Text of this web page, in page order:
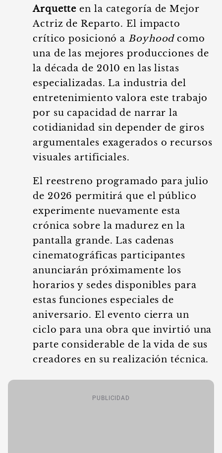
Arquette en la categoría de Mejor
Actriz de Reparto. El impacto
crítico posicionó a Boyhoodcomo
una de las mejores producciones de
la década de 2010 en las listas
especializadas. La industria del
entretenimiento valora este trabajo
por su capacidad de narrar la
cotidianidad sin depender de giros
argumentales exagerados o recursos
visuales artificiales.
El reestreno programado para julio
de 2026 permitirá que el público
experimente nuevamente esta
crónica sobre la madurez en la
pantalla grande. Las cadenas
cinematográficas participantes
anunciarán próximamente los
horarios y sedes disponibles para
estas funciones especiales de
aniversario. El evento cierra un
ciclo para una obra que invirtió una
parte considerable de la vida de sus
creadores en su realización técnica.
PUBLICIDAD